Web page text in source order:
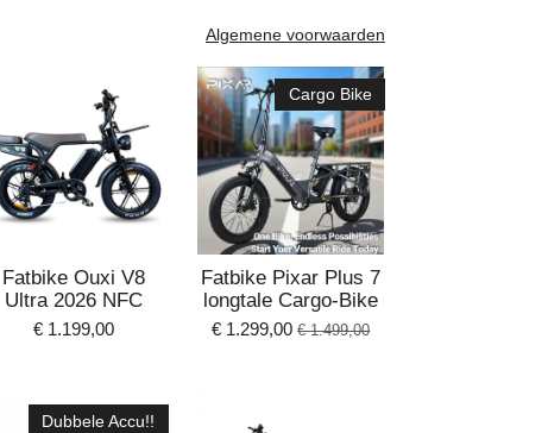
Algemene voorwaarden
Fatbike Ouxi V8
Ultra 2026 NFC
€ 1.199,00
Cargo Bike
Fatbike Pixar Plus 7
longtale Cargo-Bike
€ 1.299,00 € 1.499,00
Dubbele Accu!!